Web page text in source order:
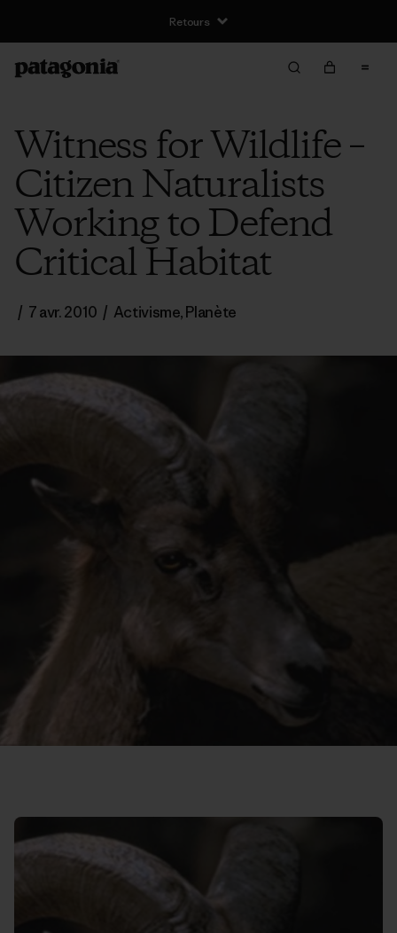
Retours
Witness for Wildlife –
Citizen Naturalists
Working to Defend
Critical Habitat
/ 7 avr. 2010 / Activisme,Planète